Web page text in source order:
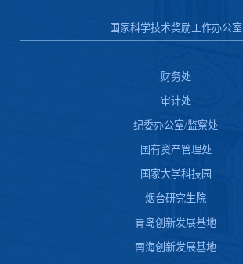
国家科学技术奖励工作办公室
财务处
审计处
纪委办公室/监察处
国有资产管理处
国家大学科技园
烟台研究生院
青岛创新发展基地
南海创新发展基地